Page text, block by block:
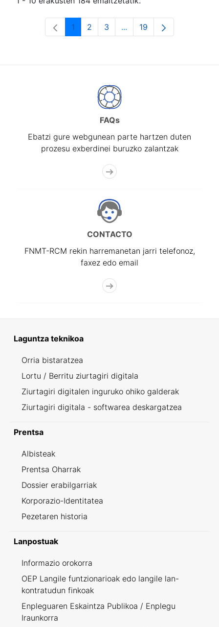
Orrialdea
1 Orrialdea
2 Orrialdea
3 ...Intermediate Pages Use
Orrialdea
19
FAQs
Ebatzi gure webgunean parte hartzen duten
prozesu exberdinei buruzko zalantzak
CONTACTO
FNMT-RCM rekin harremanetan jarri telefonoz,
faxez edo email
Laguntza teknikoa
Orria bistaratzea
Lortu / Berritu ziurtagiri digitala
Ziurtagiri digitalen inguruko ohiko galderak
Ziurtagiri digitala - softwarea deskargatzea
Prentsa
Albisteak
Prentsa Oharrak
Dossier erabilgarriak
Korporazio-Identitatea
Pezetaren historia
Lanpostuak
Informazio orokorra
OEP Langile funtzionarioak edo langile lan-
kontratudun finkoak
Enpleguaren Eskaintza Publikoa / Enplegu
Iraunkorra